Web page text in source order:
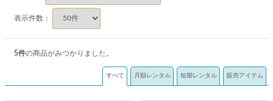
表示件数：
5件の商品がみつかりました。
すべて 月額レンタル 短期レンタル 販売アイテム